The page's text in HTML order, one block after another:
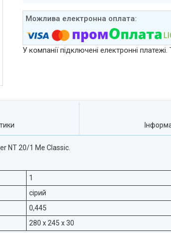
У компанії підключені електронні
NT 20/1 Me Classic.
1
сірий
0,445
280 x 245 x 30